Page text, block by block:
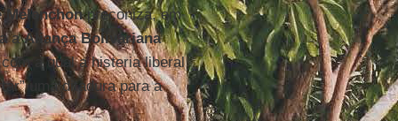
Mélenchonpreconiza, em
aAliança Bolivariana
a qual a histeria liberal
uma ditadura para a